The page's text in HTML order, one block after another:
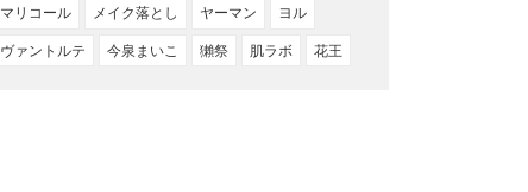
マリコール メイク落とし ヤーマン ヨル
ヴァントルテ 今泉まいこ 獺祭 肌ラボ 花王